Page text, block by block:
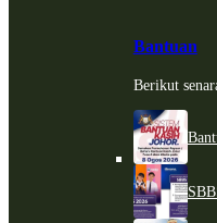
Bantuan
Berikut